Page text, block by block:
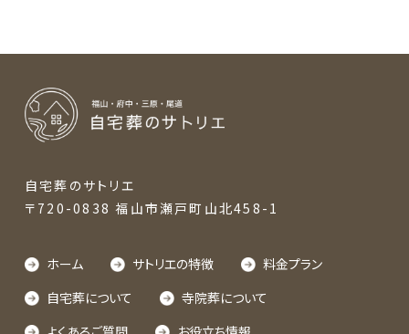
自宅葬のサトリエ
〒720-0838 福山市瀬戸町山北458-1
ホーム サトリエの特徴
料金プラン
自宅葬について
寺院葬について